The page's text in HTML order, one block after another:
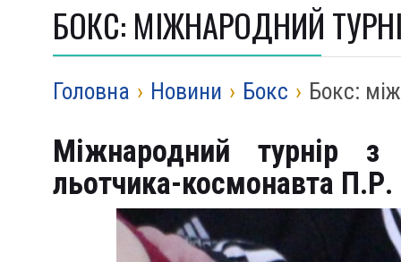
БОКС: МІЖНАРОДНИЙ
Головна › Новини › Бокс › Бокс:
Міжнародний турнір
льотчика-космонавта